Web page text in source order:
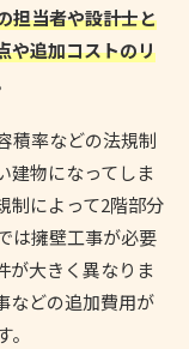
担当者や設計士と
や追加コストのリ
積率などの法規制
建物になってしま
制によって2階部分
は擁壁工事が必要
が大きく異なりま
などの追加費用が